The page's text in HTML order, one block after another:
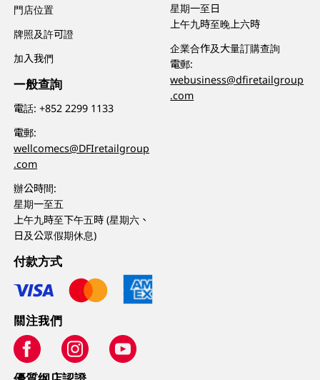
門店位置
牌照及許可證
加入我們
一般查詢
電話:+852 2299 1133
電郵:
wellcomecs@DFIretailgroup
.com
辦公時間:
星期一至五
上午九時至下午五時 (星期六、
日及公眾假期休息)
星期一至日
上午九時至晚上六時
企業合作及大量訂購查詢
電郵:
webusiness@dfiretailgroup
.com
付款方式
關注我們